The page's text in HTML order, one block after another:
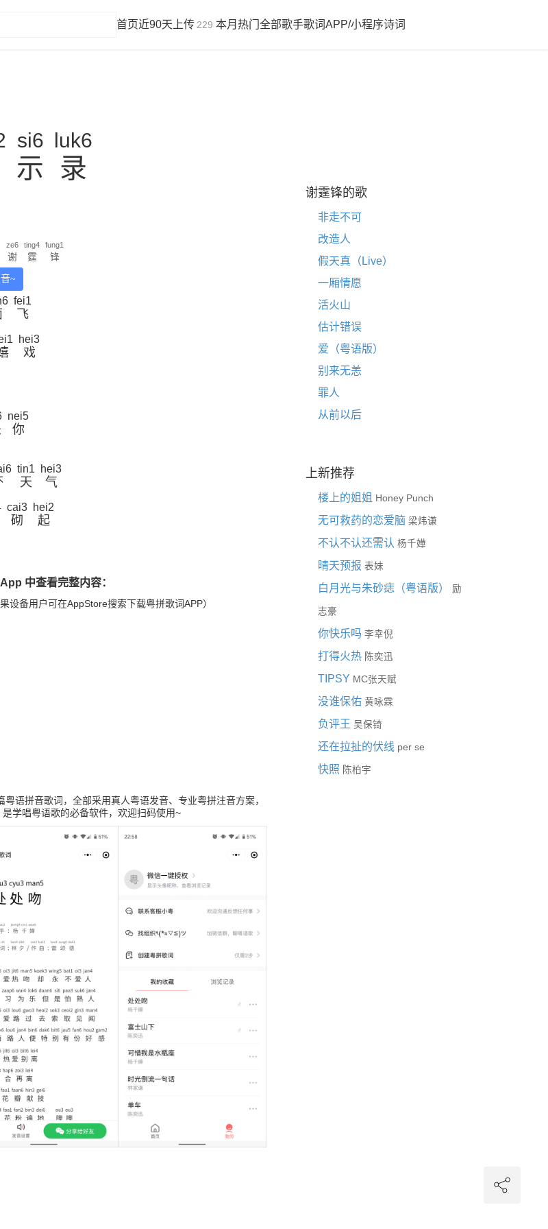
首页近90天上传 229 本月热门 全部歌手歌词APP/小程序诗词
示
si6
录
luk6
谢
ze6
霆
ting4
锋
fung1
~
飞
fei1
戏
hei3
你
nei5
天
tin1
气
hei3
砌
cai3
起
hei2
中查看完整内容：
设备用户可在AppStore搜索下载粤拼歌词APP）
语拼音歌词，全部采用真人粤语发音、专业粤拼注音方案，
学唱粤语歌的必备软件，欢迎扫码使用~
谢霆锋的歌
非走不可
改造人
假天真（Live）
一厢情愿
活火山
估计错误
爱（粤语版）
别来无恙
罪人
从前以后
上新推荐
楼上的姐姐 Honey Punch
无可救药的恋爱脑 梁炜谦
不认不认还需认 杨千嬅
晴天预报 表妹
白月光与朱砂痣（粤语版） 励
志豪
你快乐吗 李幸倪
打得火热 陈奕迅
TIPSY MC张天赋
没谁保佑 黄咏霖
负评王 吴保锜
还在拉扯的伏线 per se
快照 陈柏宇